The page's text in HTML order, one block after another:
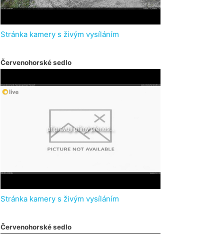
Stránka kamery s živým vysíláním
Červenohorské sedlo
Stránka kamery s živým vysíláním
Červenohorské sedlo